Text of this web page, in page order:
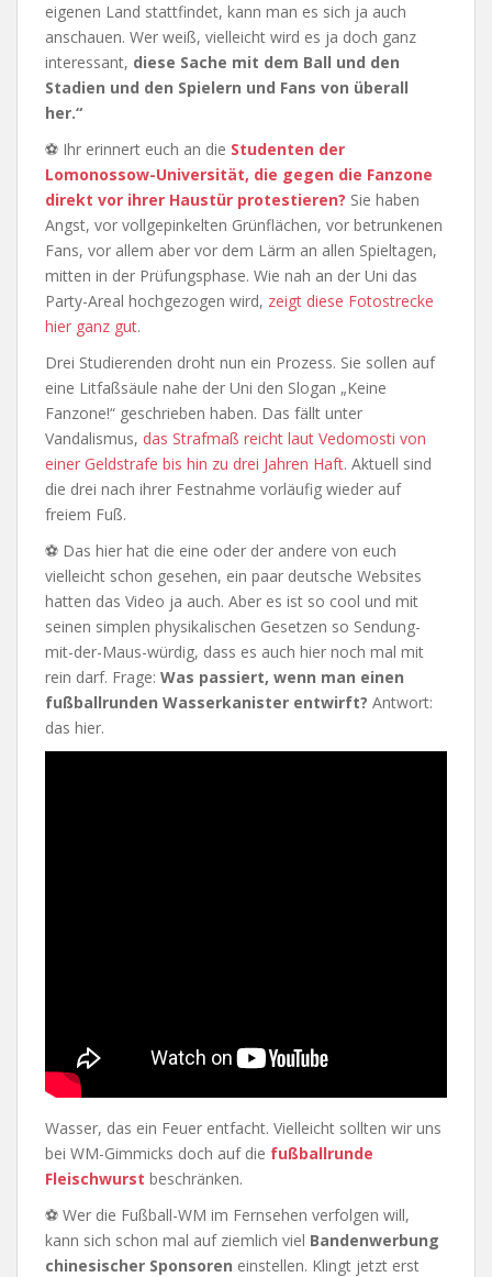
eigenen Land stattfindet, kann man es sich ja auch
anschauen. Wer weiß, vielleicht wird es ja doch ganz
interessant, diese Sache mit dem Ball und den
Stadien und den Spielern und Fans von überall
her.“
⚽ Ihr erinnert euch an die Studenten der
Lomonossow-Universität, die gegen die Fanzone
direkt vor ihrer Haustür protestieren? Sie haben
Angst, vor vollgepinkelten Grünflächen, vor betrunkenen
Fans, vor allem aber vor dem Lärm an allen Spieltagen,
mitten in der Prüfungsphase. Wie nah an der Uni das
Party-Areal hochgezogen wird, zeigt diese Fotostrecke
hier ganz gut.
Drei Studierenden droht nun ein Prozess. Sie sollen auf
eine Litfaßsäule nahe der Uni den Slogan „Keine
Fanzone!“ geschrieben haben. Das fällt unter
Vandalismus, das Strafmaß reicht laut Vedomosti von
einer Geldstrafe bis hin zu drei Jahren Haft. Aktuell sind
die drei nach ihrer Festnahme vorläufig wieder auf
freiem Fuß.
⚽ Das hier hat die eine oder der andere von euch
vielleicht schon gesehen, ein paar deutsche Websites
hatten das Video ja auch. Aber es ist so cool und mit
seinen simplen physikalischen Gesetzen so Sendung-
mit-der-Maus-würdig, dass es auch hier noch mal mit
rein darf. Frage: Was passiert, wenn man einen
fußballrunden Wasserkanister entwirft? Antwort:
das hier.
Wasser, das ein Feuer entfacht. Vielleicht sollten wir uns
bei WM-Gimmicks doch auf die fußballrunde
Fleischwurst beschränken.
⚽ Wer die Fußball-WM im Fernsehen verfolgen will,
kann sich schon mal auf ziemlich viel Bandenwerbung
chinesischer Sponsoren einstellen. Klingt jetzt erst